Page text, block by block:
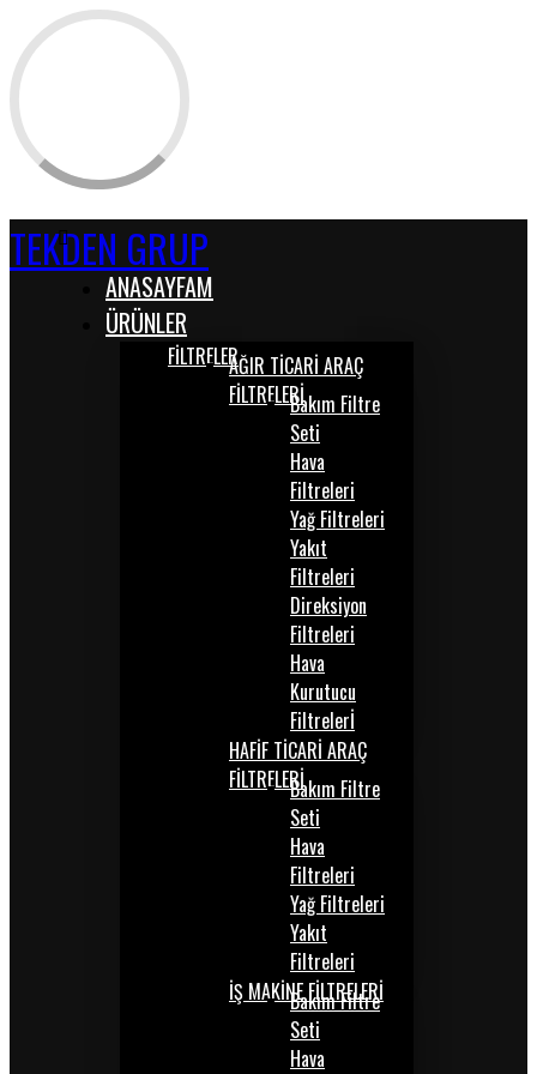
TEKDEN GRUP
ANASAYFAM
ÜRÜNLER
FİLTRELERAĞIR TİCARİ ARAÇ
FİLTRELERİBakım Filtre
Seti
Hava
Filtreleri
Yağ Filtreleri
Yakıt
Filtreleri
Direksiyon
Filtreleri
Hava
Kurutucu
Filtrelerİ
HAFİF TİCARİ ARAÇ
FİLTRELERİBakım Filtre
Seti
Hava
Filtreleri
Yağ Filtreleri
Yakıt
Filtreleri
İŞ MAKİNE FİLTRELERİ
Bakım Filtre
Seti
Hava